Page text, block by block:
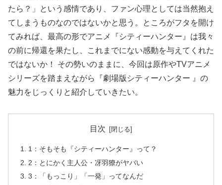
たら？」という感情であり、ファン心理としては当然抱え
てしまうものなのではないかと思う。ところがフタを開け
てみれば、最高の形でアニメ『シティーハンター』は我々
の前に帰還を果たし、これまでにない感動を与えてくれた
ではないか！ その勢いのままに、今回は原作やTVアニメ
シリーズを踏まえながら『劇場版シティーハンター 』の
魅力をじっくりと紹介していきたい。
目次
1：そもそも『シティーハンター』って？
2：とにかく主人公・冴羽獠がヤバい
3：「もっこり」「一発」ってなんだ